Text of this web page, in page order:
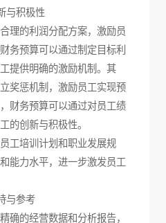
与积极性
理的利润分配方案，激励员
务预算可以通过制定目标利
提供明确的激励机制。其
奖惩机制，激励员工实现预
财务预算可以通过对员工绩
的创新与积极性。
工培训计划和职业发展规
能力水平，进一步激发员工
与参考
确的经营数据和分析报告，